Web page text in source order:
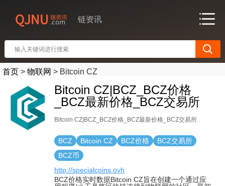
链资讯
首页 > 物联网 > Bitcoin CZ
Bitcoin CZ|BCZ_BCZ价格
_BCZ最新价格_BCZ交易所
Bitcoin CZ|BCZ_BCZ价格_BCZ最新价格_BCZ交易所
BCZ Bitcoin CZ BCZ价格
BCZ交易所
BCZ币
http://specialcoins.ovh
BCZ价格实时数据Bitcoin CZ旨在创建一个通过应